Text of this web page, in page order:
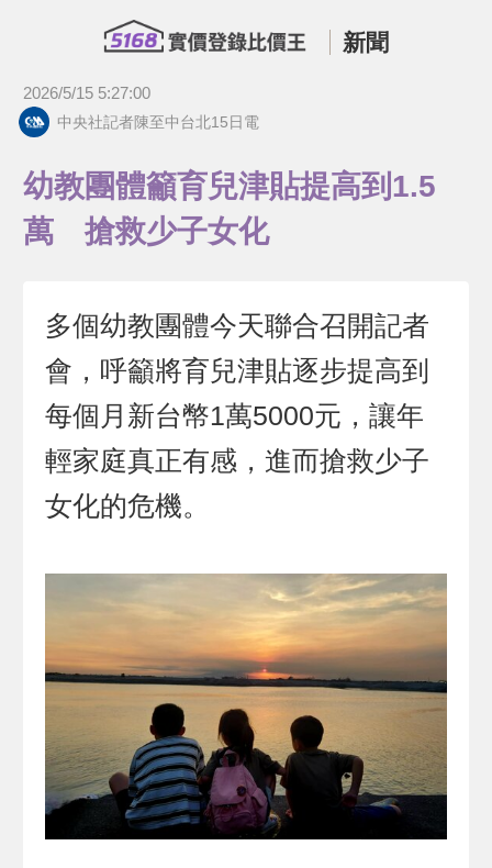
新聞
2026/5/15 5:27:00
中央社記者陳至中台北15日電
幼教團體籲育兒津貼提高到1.5
萬 搶救少子女化
多個幼教團體今天聯合召開記者
會，呼籲將育兒津貼逐步提高到
每個月新台幣1萬5000元，讓年
輕家庭真正有感，進而搶救少子
女化的危機。